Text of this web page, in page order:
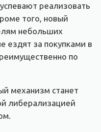
реализовать
того, новый
небольших
ездят за покупками в
по
механизм станет
либерализацией